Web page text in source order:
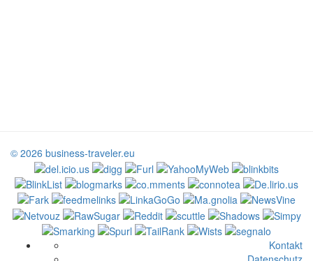
© 2026 business-traveler.eu
Kontakt